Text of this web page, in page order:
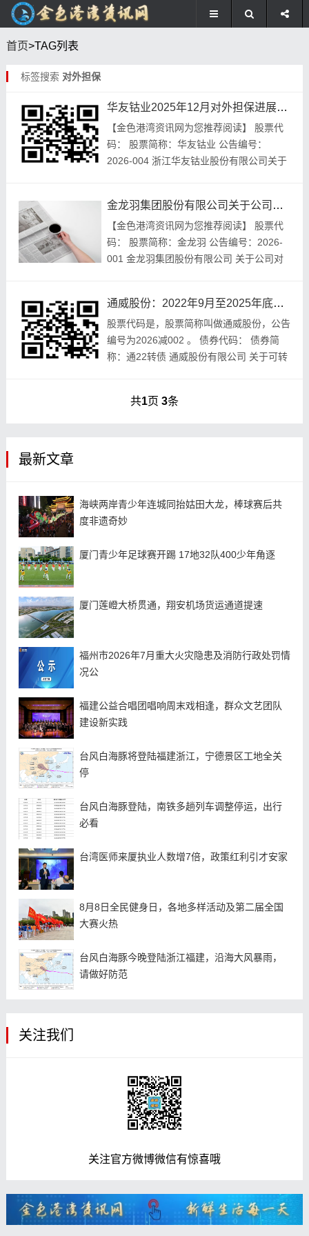
首页>TAG列表
标签搜索 对外担保
华友钴业2025年12月对外担保进展，这些要点要注意
【金色港湾资讯网为您推荐阅读】 股票代
码： 股票简称：华友钴业 公告编号：
2026-004 浙江华友钴业股份有限公司关于
载，不...
金龙羽集团股份有限公司关于公司对外担保进展的公告
【金色港湾资讯网为您推荐阅读】 股票代
码： 股票简称：金龙羽 公告编号：2026-
001 金龙羽集团股份有限公司 关于公司对
整，...
通威股份：2022年9月至2025年底通22转债转股及股份变动情况
股票代码是，股票简称叫做通威股份，公告
编号为2026减002 。 债券代码： 债券简
称：通22转债 通威股份有限公司 关于可转
共1页 3条
最新文章
海峡两岸青少年连城同抬姑田大龙，棒球赛后共
度非遗奇妙
厦门青少年足球赛开踢 17地32队400少年角逐
厦门莲嶝大桥贯通，翔安机场货运通道提速
福州市2026年7月重大火灾隐患及消防行政处罚情
况公
福建公益合唱团唱响周末戏相逢，群众文艺团队
建设新实践
台风白海豚将登陆福建浙江，宁德景区工地全关
停
台风白海豚登陆，南铁多趟列车调整停运，出行
必看
台湾医师来厦执业人数增7倍，政策红利引才安家
8月8日全民健身日，各地多样活动及第二届全国
大赛火热
台风白海豚今晚登陆浙江福建，沿海大风暴雨，
请做好防范
关注我们
关注官方微博微信有惊喜哦